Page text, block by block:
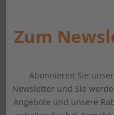
Zum
Abonnieren Sie
Newsletter und Sie
Angebote und unsere